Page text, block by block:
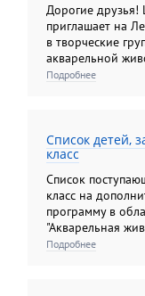
Дорогие друзья!
приглашает на
в творческие
акварельной
Подробнее
Список детей,
класс
Список
класс на
программу в
"Акварельная
средств
Подробнее